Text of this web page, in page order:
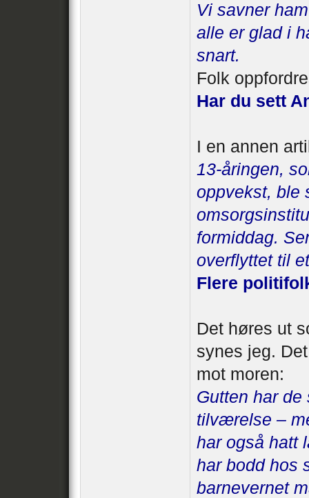
Vi savner
alle er glad i
snart.
Folk
Har du sett
I en annen
13-åringen,
oppvekst, ble
formiddag.
overflyttet til
Flere
Det høres ut
synes jeg.
mot moren:
Gutten har
tilværelse –
har også hatt
har bodd hos
barnevernet